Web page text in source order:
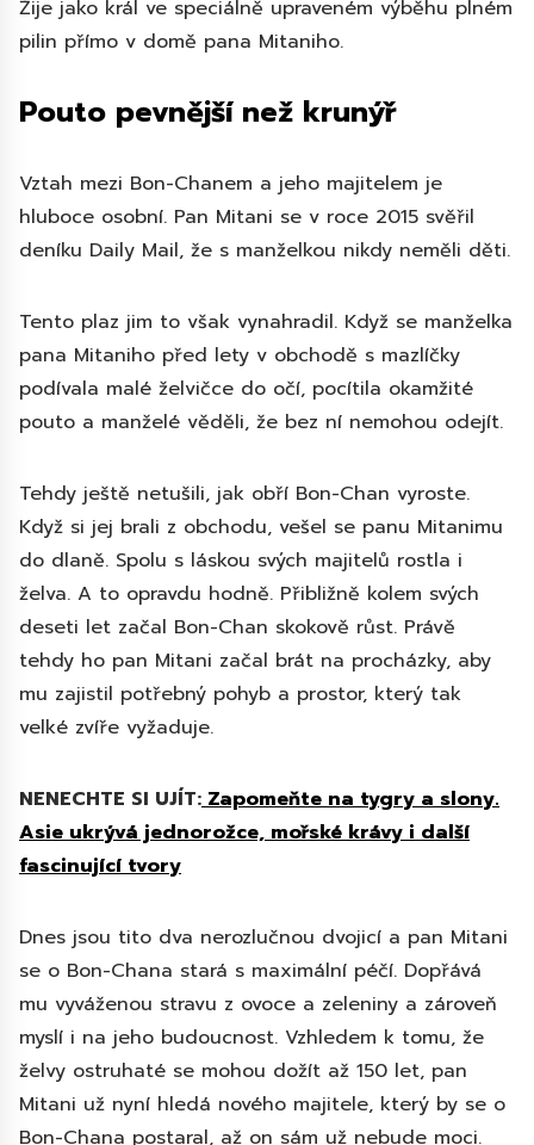
Žije jako král ve speciálně upraveném výběhu plném
pilin přímo v domě pana Mitaniho.
Pouto pevnější než krunýř
Vztah mezi Bon-Chanem a jeho majitelem je
hluboce osobní. Pan Mitani se v roce 2015 svěřil
deníku Daily Mail, že s manželkou nikdy neměli děti.
Tento plaz jim to však vynahradil. Když se manželka
pana Mitaniho před lety v obchodě s mazlíčky
podívala malé želvičce do očí, pocítila okamžité
pouto a manželé věděli, že bez ní nemohou odejít.
Tehdy ještě netušili, jak obří Bon-Chan vyroste.
Když si jej brali z obchodu, vešel se panu Mitanimu
do dlaně. Spolu s láskou svých majitelů rostla i
želva. A to opravdu hodně. Přibližně kolem svých
deseti let začal Bon-Chan skokově růst. Právě
tehdy ho pan Mitani začal brát na procházky, aby
mu zajistil potřebný pohyb a prostor, který tak
velké zvíře vyžaduje.
NENECHTE SI UJÍT: Zapomeňte na tygry a slony.
Asie ukrývá jednorožce, mořské krávy i další
fascinující tvory
Dnes jsou tito dva nerozlučnou dvojicí a pan Mitani
se o Bon-Chana stará s maximální péčí. Dopřává
mu vyváženou stravu z ovoce a zeleniny a zároveň
myslí i na jeho budoucnost. Vzhledem k tomu, že
želvy ostruhaté se mohou dožít až 150 let, pan
Mitani už nyní hledá nového majitele, který by se o
Bon-Chana postaral, až on sám už nebude moci.